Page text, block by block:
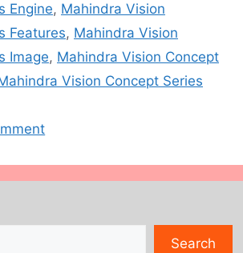
Engine, Mahindra Vision
Features, Mahindra Vision
Image, Mahindra Vision Concept
Vision Concept Series
Search